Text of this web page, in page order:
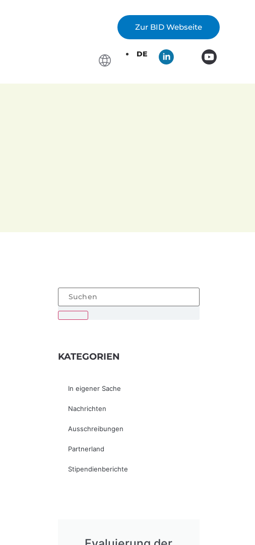
Zur BID Webseite
DE
KATEGORIEN
In eigener Sache
Nachrichten
Ausschreibungen
Partnerland
Stipendienberichte